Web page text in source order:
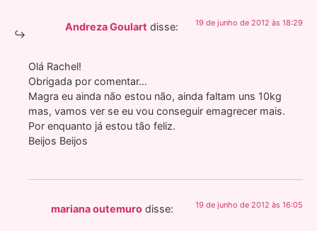
Andreza Goulart disse: 19 de junho de 2012 às 18:29
Olá Rachel!
Obrigada por comentar…
Magra eu ainda não estou não, ainda faltam uns 10kg
mas, vamos ver se eu vou conseguir emagrecer mais.
Por enquanto já estou tão feliz.
Beijos Beijos
mariana outemuro disse: 19 de junho de 2012 às 16:05